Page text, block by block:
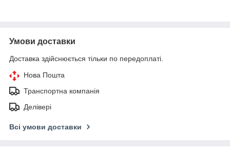
Умови доставки
Доставка здійснюється тільки по передоплаті.
Нова Пошта
Транспортна компанія
Делівері
Всі умови доставки